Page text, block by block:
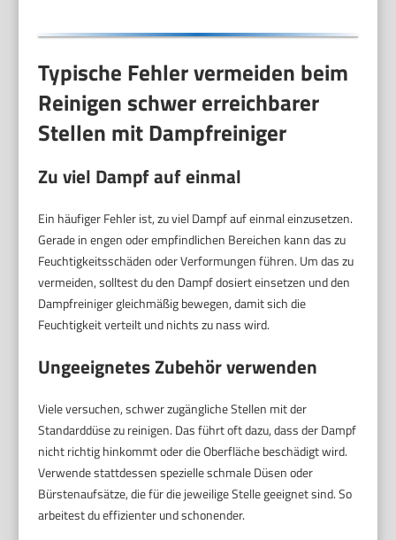
Typische Fehler vermeiden beim
Reinigen schwer erreichbarer
Stellen mit Dampfreiniger
Zu viel Dampf auf einmal
Ein häufiger Fehler ist, zu viel Dampf auf einmal einzusetzen.
Gerade in engen oder empfindlichen Bereichen kann das zu
Feuchtigkeitsschäden oder Verformungen führen. Um das zu
vermeiden, solltest du den Dampf dosiert einsetzen und den
Dampfreiniger gleichmäßig bewegen, damit sich die
Feuchtigkeit verteilt und nichts zu nass wird.
Ungeeignetes Zubehör verwenden
Viele versuchen, schwer zugängliche Stellen mit der
Standarddüse zu reinigen. Das führt oft dazu, dass der Dampf
nicht richtig hinkommt oder die Oberfläche beschädigt wird.
Verwende stattdessen spezielle schmale Düsen oder
Bürstenaufsätze, die für die jeweilige Stelle geeignet sind. So
arbeitest du effizienter und schonender.